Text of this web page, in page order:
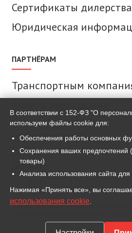
Сертификаты дилерства
Юридическая
ПАРТНЁРАМ
Транспортным
СВЯЗАТЬСЯ С НАМИ
MAX
ВКонтакте
Для связи используем мессенджер MAX и
В соответствии с 152-ФЗ "О
используем файлы cookie для:
Обеспечения работы основных
Сохранения ваших предпочтений
товары)
Анализа использования сайта
Нажимая «Принять все», вы
использования cookie